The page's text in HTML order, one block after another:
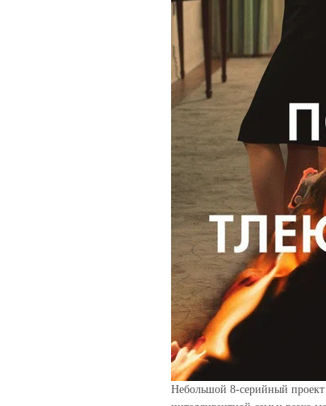
Небольшой 8-серийный